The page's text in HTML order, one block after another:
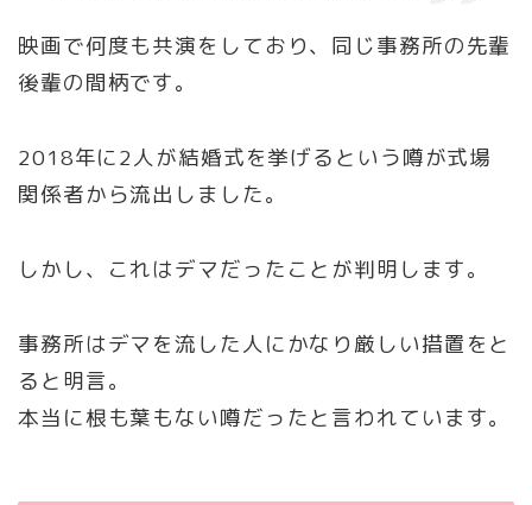
映画で何度も共演をしており、同じ事務所の先輩
後輩の間柄です。
2018年に2人が結婚式を挙げるという噂が式場
関係者から流出しました。
しかし、これはデマだったことが判明します。
事務所はデマを流した人にかなり厳しい措置をと
ると明言。
本当に根も葉もない噂だったと言われています。